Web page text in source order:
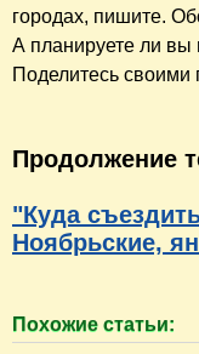
городах, пишите.
А планируете ли вы
Поделитесь своими
Продолжение
"Куда
Ноябрьские,
Похожие статьи: